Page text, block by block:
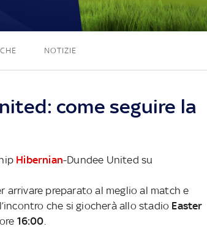
1 - 1
NOTIZIE
come seguire la
Hibernian-Dundee United su
preparato al meglio al match e
che si giocherà allo stadio Easter
16:00